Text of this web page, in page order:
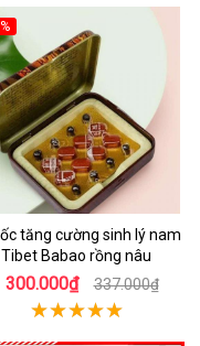
tăng cường sinh lý nam
Tibet Babao rồng nâu
300.000₫ 337.000₫